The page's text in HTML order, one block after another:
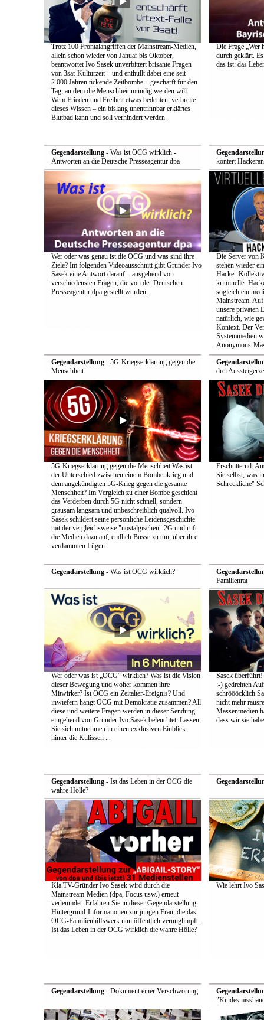
Trotz 100 Frontalangriffen der Mainstream-Medien,
allein schon wieder von Januar bis Oktober,
beantwortet Ivo Sasek unverbittert brisante Fragen
von 3sat-Kulturzeit – und enthüllt dabei eine seit
2.000 Jahren tickende Zeitbombe – geschärft für den
Tag, an dem die Menschheit mündig werden will.
Wem Frieden und Freiheit etwas bedeuten, verbreite
dieses Wissen – ein bislang unentrinnbar erklärtes
Blutbad kann und soll verhindert werden.
Die Frage „Wer
durch geklärt.
das ist: das
Gegendarstellung- Was ist OCG wirklich -
Antworten an die Deutsche Presseagentur dpa
Wer oder was genau ist die OCG und was sind ihre
Ziele? Im folgenden Videoausschnitt gibt Gründer Ivo
Sasek eine Antwort darauf – ausgehend von
verschiedensten Fragen, die von der Deutschen
Presseagentur dpa gestellt wurden.
kontert
Die Server von
stehen wieder
Hacker-
krimineller
sogleich ein
Mainstream. Auf
unsere privaten
natürlich, wie
Kontext. Der
Systemmedien
Anonymous-
Gegendarstellung- 5G-Kriegserklärung gegen die
Menschheit
5G-Kriegserklärung gegen die Menschheit Was ist
der Unterschied zwischen einem Bombenkrieg und
dem angekündigten 5G-Krieg gegen die gesamte
Menschheit? Im Vergleich zu einer Bombe geschieht
das Verderben durch 5G nicht schnell, sondern
grausam langsam und unbeschreiblich qualvoll. Ivo
Sasek schildert seine persönliche Leidensgeschichte
mit der vergleichsweise "nostalgischen" 2G und ruft
die Medien dazu auf, endlich Busse zu tun, über ihre
verdammten Lügen.
drei
Erschütternd:
Sie selbst, was
Schreckliche"
Gegendarstellung- Was ist OCG wirklich?
Wer oder was ist „OCG“ wirklich? Was ist die Vision
dieser Bewegung und woher kommen ihre
Mitwirker? Ist OCG ein Zeitalter-Ereignis? Und
inwiefern hängt OCG mit Demokratie zusammen? All
diese und weitere Fragen werden in dieser Sendung
eingehend von Gründer Ivo Sasek beleuchtet. Lassen
Sie sich mitnehmen in einen exklusiven Einblick
hinter die Kulissen ...
Familienrat
Sasek
:-) gedrehten
schröööcklich
nicht mehr
Massenmedien
dass wir sie
Gegendarstellung- Ist das Leben in der OCG die
wahre Hölle?
Kla.TV-Gründer Ivo Sasek wird durch die
Mainstream-Medien (dpa, Focus usw.) erneut
verleumdet. Erfahren Sie in dieser Gegendarstellung
Hintergrund-Informationen zur jungen Frau, die das
OCG-Familienhilfswerk nun öffentlich verunglimpft.
Ist das Leben in der OCG wirklich die wahre Hölle?
Wie lehrt Ivo
Gegendarstellung- Dokument einer Verschwörung